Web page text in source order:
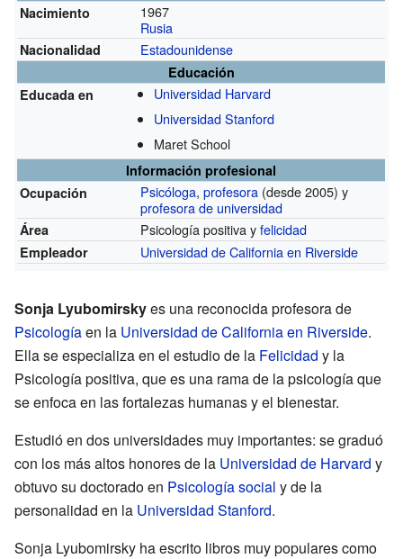
Nacimiento
1967
Rusia
Nacionalidad Estadounidense
Educación
Educada en
Universidad Harvard
Universidad Stanford
Maret School
Información profesional
Ocupación
Psicóloga,profesora (desde 2005) y
profesora de universidad
Área Psicología positiva yfelicidad
Empleador Universidad de California en Riverside
Sonja Lyubomirskyes una reconocida profesora de
Psicologíaen la Universidad de California en Riverside.
Ella se especializa en el estudio de la Felicidad y la
Psicología positiva, que es una rama de la psicología que
se enfoca en las fortalezas humanas y el bienestar.
Estudió en dos universidades muy importantes: se graduó
con los más altos honores de la Universidad de Harvard y
obtuvo su doctorado en Psicología social y de la
personalidad en la Universidad Stanford.
Sonja Lyubomirsky ha escrito libros muy populares como